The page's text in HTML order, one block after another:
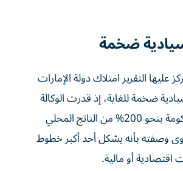
ضخمة
عليها التقرير امتلاك دولة الإمارات
ضخمة للغاية، إذ قدرت الوكالة
الأصول السائلة للحكومة بنحو 200% من الناتج المحلي
وصفته بأنه يشكل أحد أكبر خطوط
اقتصادية أو مالية.